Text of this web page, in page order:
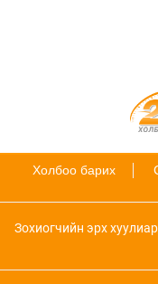
Холбоо барих
Зохиогчийн эрх